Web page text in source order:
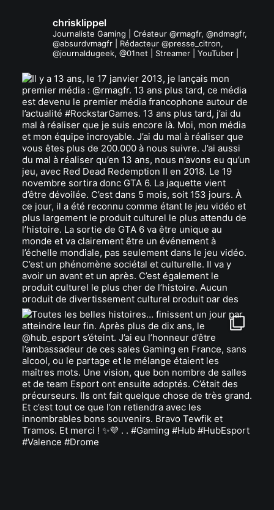
chrisklippel
Journaliste Gaming | Créateur @rmagfr, @ndmagfr,
@absurdvmagfr | Rédacteur @presse_citron,
@journaldugeek, @01net | Streamer | YouTuber |